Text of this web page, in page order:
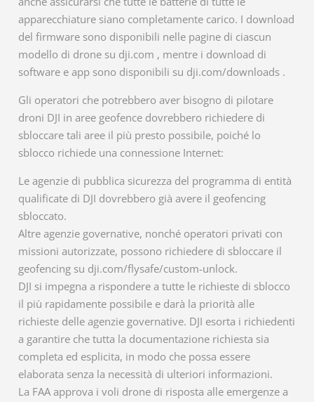
apparecchiature siano completamente carico. I download
del firmware sono disponibili nelle pagine di ciascun
modello di drone su dji.com , mentre i download di
software e app sono disponibili su dji.com/downloads .
Gli operatori che potrebbero aver bisogno di pilotare
droni DJI in aree geofence dovrebbero richiedere di
sbloccare tali aree il più presto possibile, poiché lo
sblocco richiede una connessione Internet:
Le agenzie di pubblica sicurezza del programma di entità
qualificate di DJI dovrebbero già avere il geofencing
sbloccato.
Altre agenzie governative, nonché operatori privati ​​con
missioni autorizzate, possono richiedere di sbloccare il
geofencing su dji.com/flysafe/custom-unlock.
DJI si impegna a rispondere a tutte le richieste di sblocco
il più rapidamente possibile e darà la priorità alle
richieste delle agenzie governative. DJI esorta i richiedenti
a garantire che tutta la documentazione richiesta sia
completa ed esplicita, in modo che possa essere
elaborata senza la necessità di ulteriori informazioni.
La FAA approva i voli drone di risposta alle emergenze a